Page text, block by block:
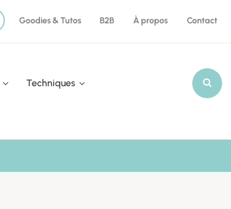
Goodies & Tutos B2B À propos Contact
Techniques